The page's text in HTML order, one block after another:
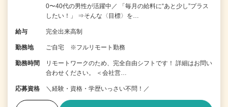
0〜40代の男性が活躍中／ 「毎月の給料に“あと少し”プラス
したい！」 ⇒そんな〈目標〉を…
給与 完全出来高制
勤務地 ご自宅 ※フルリモート勤務
勤務時間
リモートワークのため、完全自由シフトです！ 詳細はお問い
合わせください。 ＜会社営…
応募資格 ＼経験・資格・学歴いっさい不問！／